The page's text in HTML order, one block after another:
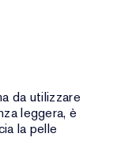
da utilizzare
leggera, è
la pelle